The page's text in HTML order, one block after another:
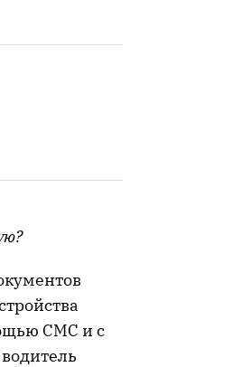
СМС и с